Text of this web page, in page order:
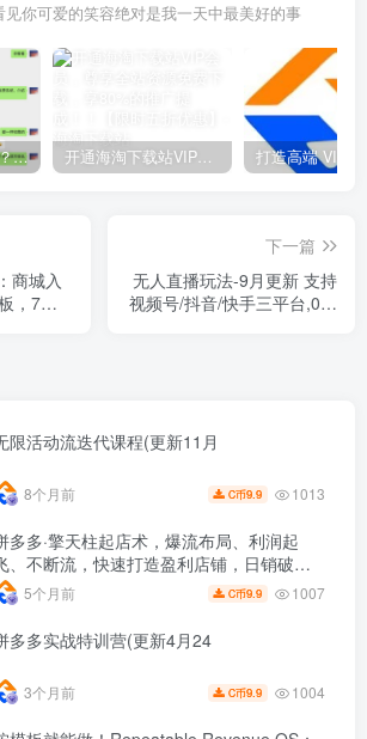
见你可爱的笑容绝对是我一天中最美好的事
你还在到处找项目？还在当韭菜？我靠网创资源站一个月收入5万+，曾经我也是个失败者。
商城入
，7天
下一篇
无人直播玩法-9月更新 支持
视频号/抖音/快手三平台,0粉
限活动流迭代课程(更新11月
8个月前 C币9.9 1013
多多·擎天柱起店术，爆流布局、利润起
、不断流，快速打造盈利店铺，日销破千
(更新5个月前 C币9.9 1007
多多实战特训营(更新4月24
3个月前 C币9.9 1004